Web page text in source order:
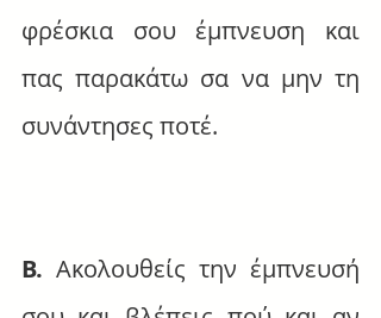
φρέσκια σου έμπνευση και
πας παρακάτω σα να μην τη
συνάντησες ποτέ.
B. Ακολουθείς την έμπνευσή